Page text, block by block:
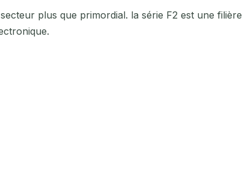
plus que primordial. la série F2 est une filière